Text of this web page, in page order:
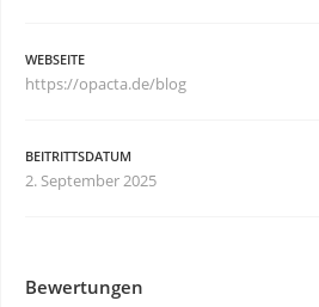
WEBSEITE
https://opacta.de/blog
BEITRITTSDATUM
2. September 2025
Bewertungen